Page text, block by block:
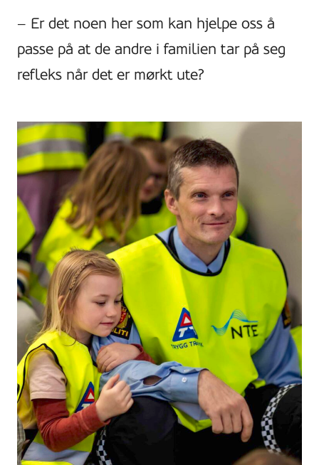
– Er det noen her som kan hjelpe oss å
passe på at de andre i familien tar på seg
refleks når det er mørkt ute?